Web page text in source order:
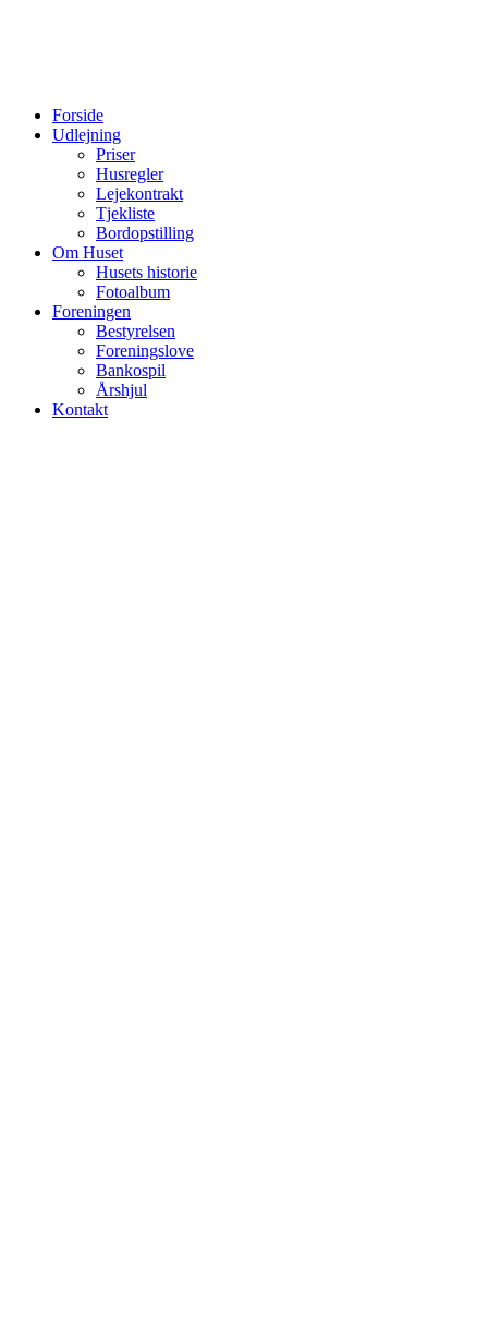
Forside
Udlejning
Priser
Husregler
Lejekontrakt
Tjekliste
Bordopstilling
Om Huset
Husets historie
Fotoalbum
Foreningen
Bestyrelsen
Foreningslove
Bankospil
Årshjul
Kontakt